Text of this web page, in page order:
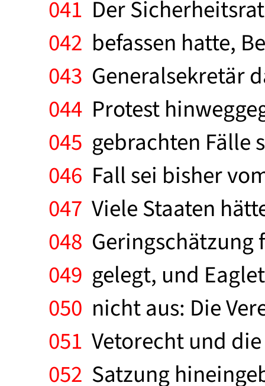
041 Der
042 befassen hatte,
043 Generalsekretär
044 Protest
045 gebrachten Fälle
046 Fall sei bisher
047 Viele Staaten
048
049 gelegt, und
050 nicht aus: Die
051 Vetorecht und
052 Satzung